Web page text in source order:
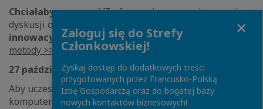
Chciałabym zaprosićPaństwado cross-sektorowej
dyskusji on-line z wykorzystaniem naszej
innowacyjnej metody Synthetron(film na temat
metody >>>
)
27 października 2016, godzina 16.30
Aby uczestniczyć w dyskusji, potrzebny jest tylko
komputer z dostępem do Internetu oraz link:
Zaloguj się do Strefy
Członkowskiej!
Zyskaj dostęp do dodatkowych treści
przygotowanych przez Francusko-Polską
Izbę Gospodarczą oraz do bogatej bazy
nowych kontaktów biznesowych!